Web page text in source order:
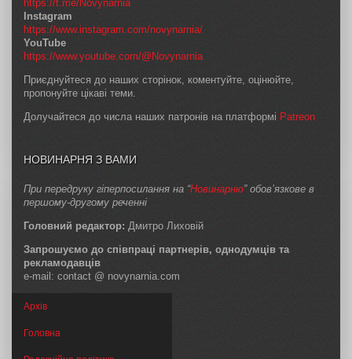
https://t.me/Novynarnia
Instagram
https://www.instagram.com/novynarnia/
YouTube
https://www.youtube.com/@Novynarnia
Приєднуйтеся до наших сторінок, коментуйте, оцінюйте,
пропонуйте цікаві теми.
Долучайтеся до числа наших патронів на платформі Patreon
НОВИНАРНЯ З ВАМИ
При передруку гіперпосилання на “Новинарню” обов’язкове в
першому-другому реченні
Головний редактор: Дмитро Лиховій
Запрошуємо до співпраці партнерів, однодумців та
рекламодавців
e-mail: contact @ novynarnia.com
Архів
Головна